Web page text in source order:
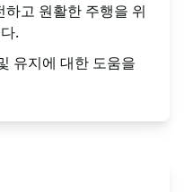
고 원활한 주행을 위
.
유지에 대한 도움을